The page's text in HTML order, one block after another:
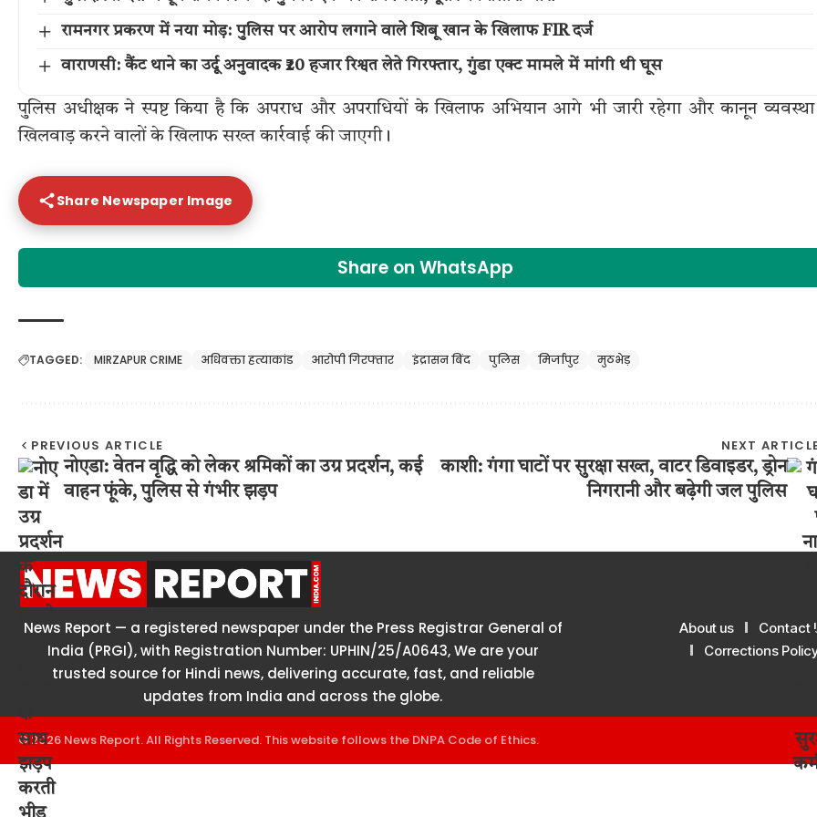
रामनगर प्रकरण में नया मोड़: पुलिस पर आरोप लगाने वाले शिबू खान के खिलाफ FIR दर्ज
वाराणसी: कैंट थाने का उर्दू अनुवादक ₹20 हजार रिश्वत लेते गिरफ्तार, गुंडा एक्ट मामले में मांगी थी घूस
पुलिस अधीक्षक ने स्पष्ट किया है कि अपराध और अपराधियों के खिलाफ अभियान आगे भी जारी रहेगा और कानून
खिलवाड़ करने वालों के खिलाफ सख्त कार्रवाई की जाएगी।
Share Newspaper Image
Share on WhatsApp
TAGGED: MIRZAPUR CRIME अधिवक्ता हत्याकांड आरोपी गिरफ्तार इंद्रासन बिंद पुलिस मिर्जापुर मुठभेड़
PREVIOUS ARTICLE
नोएडा: वेतन वृद्धि को लेकर श्रमिकों का उग्र प्रदर्शन, कई
वाहन फूंके, पुलिस से गंभीर झड़प
NEXT
काशी: गंगा घाटों पर सुरक्षा सख्त, वाटर डिवाइडर, ड्रोन
निगरानी और बढ़ेगी जल पुलिस
News Report — a registered newspaper under the Press Registrar General of
India (PRGI), with Registration Number: UPHIN/25/A0643, We are your
trusted source for Hindi news, delivering accurate, fast, and reliable
updates from India and across the globe.
About us
Contact
Corrections
© 2026 News Report. All Rights Reserved. This website follows the DNPA Code of Ethics.